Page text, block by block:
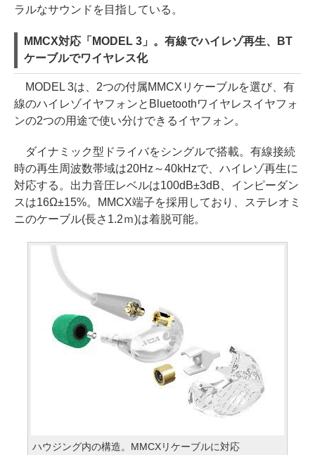
ラルなサウンドを目指している。
MMCX対応「MODEL 3」。有線でハイレゾ再生、BT
ケーブルでワイヤレス化
MODEL 3は、2つの付属MMCXリケーブルを選び、有
線のハイレゾイヤフォンとBluetoothワイヤレスイヤフォ
ンの2つの用途で使い分けできるイヤフォン。
ダイナミック型ドライバをシングルで搭載。有線接続
時の再生周波数帯域は20Hz～40kHzで、ハイレゾ再生に
対応する。出力音圧レベルは100dB±3dB、インピーダン
スは16Ω±15%。MMCX端子を採用しており、ステレオミ
ニのケーブル(長さ1.2ｍ)は着脱可能。
ハウジング内の構造。MMCXリケーブルに対応